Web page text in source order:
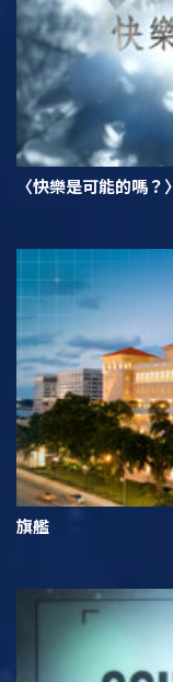
〈快樂是可能的嗎？〉
旗艦